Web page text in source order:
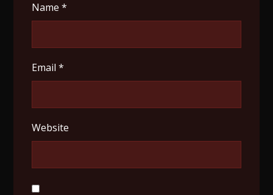
Name*
Email*
Website